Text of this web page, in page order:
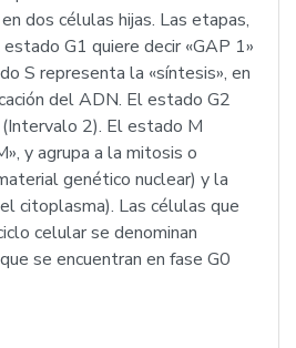
dos células hijas. Las etapas,
G1 quiere decir «GAP 1»
S representa la «síntesis», en
del ADN. El estado G2
2). El estado M
y agrupa a la mitosis o
genético nuclear) y la
citoplasma). Las células que
celular se denominan
se encuentran en fase G0